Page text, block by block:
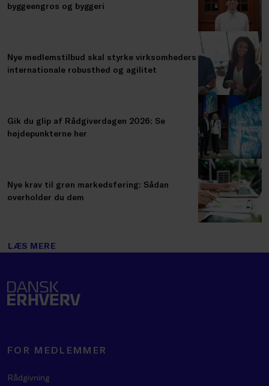
byggeengros og byggeri
Nye medlemstilbud skal styrke virksomheders
internationale robusthed og agilitet
Gik du glip af Rådgiverdagen 2026: Se
højdepunkterne her
Nye krav til grøn markedsføring: Sådan
overholder du dem
LÆS MERE
FOR MEDLEMMER
Rådgivning